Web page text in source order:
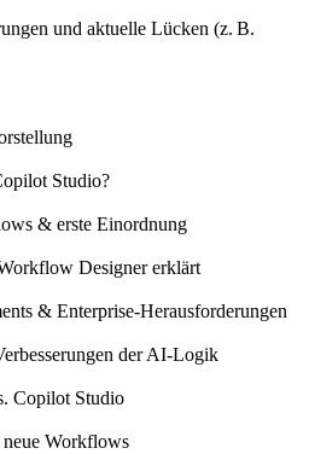
und aktuelle Lücken (z. B.
Studio?
& erste Einordnung
Designer erklärt
& Enterprise-Herausforderungen
der AI-Logik
Copilot Studio
Workflows